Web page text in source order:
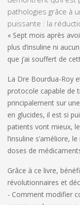
pathologies grâce à
puissante : la
« Sept mois après
plus d’insuline ni
que j’ai souffert de
La Dre Bourdua-Roy
protocole capable de
principalement sur
en glucides, il est si
patients vont mieux,
l’insuline s’améliore,
doses de
Grâce à ce livre,
révolutionnaires et
- Comment modifier